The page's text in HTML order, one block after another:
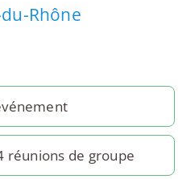
Rhône
réunions de groupe